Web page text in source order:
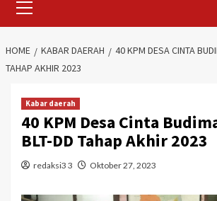
Menu
HOME KABAR DAERAH
40 KPM DESA CINTA
TAHAP AKHIR 2023
Kabar daerah
40 KPM Desa Cinta
BLT-DD Tahap Akhir 2023
redaksi3 3 Oktober 27, 2023